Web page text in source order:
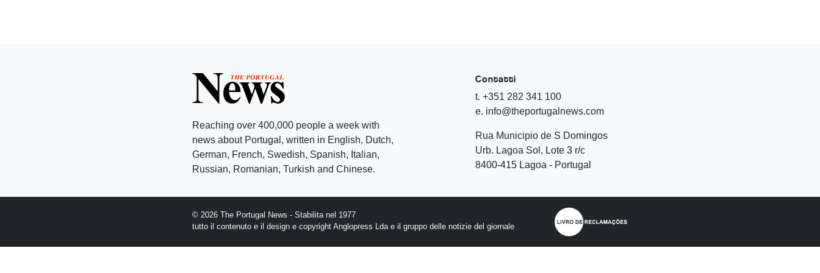
Reaching over 400,000 people a week with
news about Portugal, written in English, Dutch,
German, French, Swedish, Spanish, Italian,
Russian, Romanian, Turkish and Chinese.
Contatti
t. +351 282 341 100
e. info@theportugalnews.com
Rua Municipio de S Domingos
Urb. Lagoa Sol, Lote 3 r/c
8400-415 Lagoa - Portugal
© 2026 The Portugal News - Stabilita nel 1977
tutto il contenuto e il design e copyright Anglopress Lda e il gruppo delle notizie del giornale